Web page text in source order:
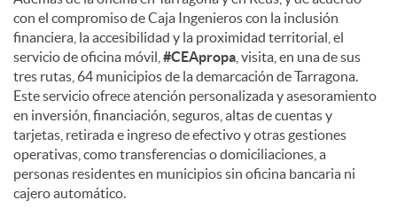
con el compromiso de Caja Ingenieros con la inclusión
financiera, la accesibilidad y la proximidad territorial, el
servicio de oficina móvil, #CEApropa , visita, en una de sus
tres rutas, 64 municipios de la demarcación de Tarragona.
Este servicio ofrece atención personalizada y asesoramiento
en inversión, financiación, seguros, altas de cuentas y
tarjetas, retirada e ingreso de efectivo y otras gestiones
operativas, como transferencias o domiciliaciones, a
personas residentes en municipios sin oficina bancaria ni
cajero automático.